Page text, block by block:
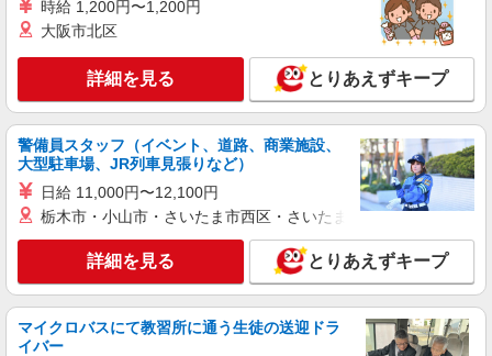
通費全支給(ガソリン代含む)＞
キープ 詳細を見る
派遣社員
株式会社kotrio /●TK-H-2099555
[ 綺麗 ]高級シニアマンションで生活ケア/見守
りなど/群馬総社駅
通費全支給(ガソリン代含む)＞
高崎市
キープ 詳細を見る
時給 1,200円〜1,200円
大阪市北区
詳細を見る とりあえずキープ
警備員スタッフ（イベント、道路、商業施設、
大型駐車場、JR列車見張りなど）
日給 11,000円〜12,100円
栃木市・小山市・さいたま市西区・さいたま市岩槻区・久喜市・
詳細を見る とりあえずキープ
マイクロバスにて教習所に通う生徒の送迎ドラ
イバー